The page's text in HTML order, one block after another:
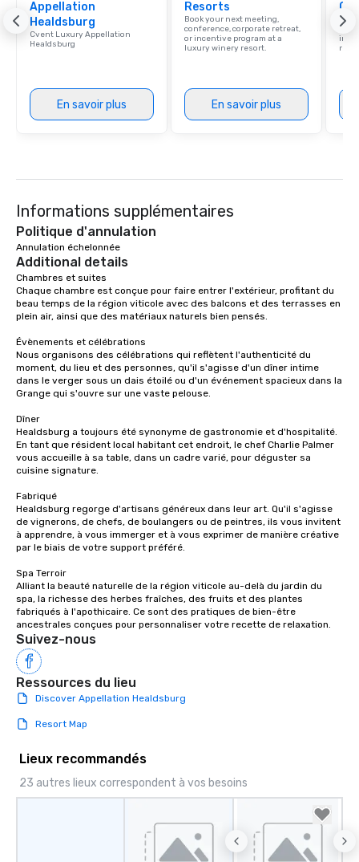
Appellation
Healdsburg
Cvent Luxury Appellation
Healdsburg
En savoir plus
Resorts
Book your next meeting,
conference, corporate retreat,
or incentive program at a
luxury winery resort.
En savoir plus
Find
Informations supplémentaires
Politique d'annulation
Annulation échelonnée
Additional details
Chambres et suites
Chaque chambre est conçue pour faire entrer l'extérieur, profitant du
beau temps de la région viticole avec des balcons et des terrasses en
plein air, ainsi que des matériaux naturels bien pensés.
Évènements et célébrations
Nous organisons des célébrations qui reflètent l'authenticité du
moment, du lieu et des personnes, qu'il s'agisse d'un dîner intime
dans le verger sous un dais étoilé ou d'un événement spacieux dans la
Grange qui s'ouvre sur une vaste pelouse.
Dîner
Healdsburg a toujours été synonyme de gastronomie et d'hospitalité.
En tant que résident local habitant cet endroit, le chef Charlie Palmer
vous accueille à sa table, dans un cadre varié, pour déguster sa
cuisine signature.
Fabriqué
Healdsburg regorge d'artisans généreux dans leur art. Qu'il s'agisse
de vignerons, de chefs, de boulangers ou de peintres, ils vous invitent
à apprendre, à vous immerger et à vous exprimer de manière créative
par le biais de votre support préféré.
Spa Terroir
Alliant la beauté naturelle de la région viticole au-delà du jardin du
spa, la richesse des herbes fraîches, des fruits et des plantes
fabriqués à l'apothicaire. Ce sont des pratiques de bien-être
ancestrales conçues pour personnaliser votre recette de relaxation.
Suivez-nous
Ressources du lieu
Discover Appellation Healdsburg
Resort Map
Lieux recommandés
23 autres lieux correspondent à vos besoins